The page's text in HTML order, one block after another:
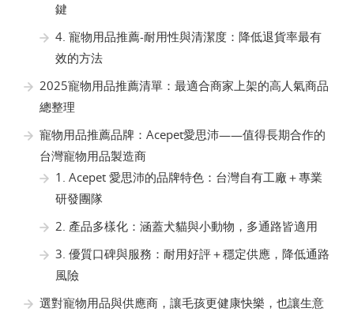
鍵
4. 寵物用品推薦-耐用性與清潔度：降低退貨率最有
效的方法
2025寵物用品推薦清單：最適合商家上架的高人氣商品
總整理
寵物用品推薦品牌：Acepet愛思沛——值得長期合作的
台灣寵物用品製造商
1. Acepet 愛思沛的品牌特色：台灣自有工廠＋專業
研發團隊
2. 產品多樣化：涵蓋犬貓與小動物，多通路皆適用
3. 優質口碑與服務：耐用好評＋穩定供應，降低通路
風險
選對寵物用品與供應商，讓毛孩更健康快樂，也讓生意